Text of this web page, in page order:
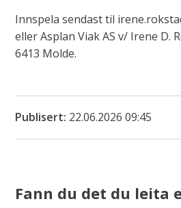
Innspela sendast til
eller Asplan Viak AS v/ Irene D.
6413 Molde.
Publisert 22.06.2026 09:45
Fann du det du leita